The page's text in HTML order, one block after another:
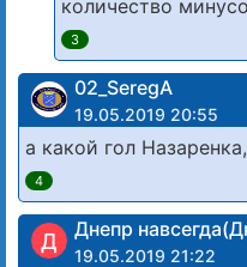
количество
3
02_SeregA
19.05.2019 20:55
а какой гол
4
Д Днепр
19.05.2019 21:22